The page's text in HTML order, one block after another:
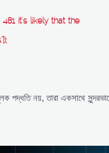
it’s likely that the
পদ্ধতি নয়, তারা একসাথে